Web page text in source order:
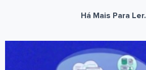
Há Mais Para Ler.